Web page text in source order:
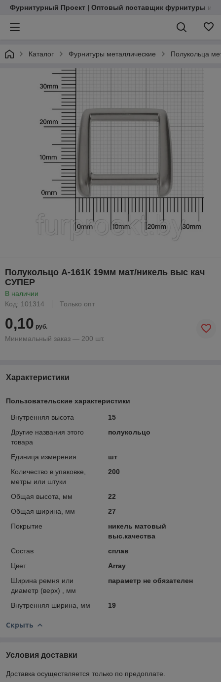
Фурнитурный Проект | Оптовый поставщик фурнитуры и
Каталог Фурнитуры металлические Полукольца
Полукольцо А-161К 19мм мат/никель выс кач
СУПЕР
В наличии
Код: 101314
Только опт
0,10 руб.
Минимальный заказ — 200 шт.
Характеристики
Пользовательские характеристики
Внутренняя высота
15
Другие названия этого
товара
полукольцо
Единица измерения
шт
Количество в упаковке,
метры или штуки
200
Общая высота, мм
22
Общая ширина, мм
27
Покрытие
никель матовый
выс.качества
Состав
сплав
Цвет
Array
Ширина ремня или
диаметр (верх) , мм
параметр не обязателен
Внутренняя ширина, мм 19
Скрыть
Условия доставки
Доставка осуществляется только по предоплате.